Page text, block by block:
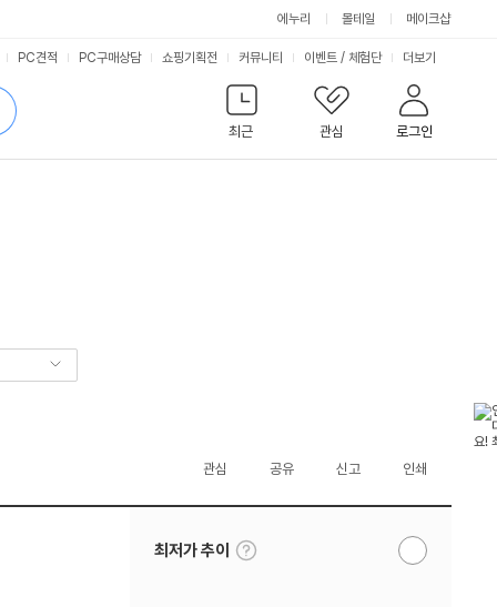
에누리 몰테일 메이크샵
최근
관심 로그인
PC견적 PC구매상담 쇼핑기획전 커뮤니티 이벤트 / 체험단 서
비
스
더보기
관심 공유 신고 인쇄
최저가 추이
툴
팁
알